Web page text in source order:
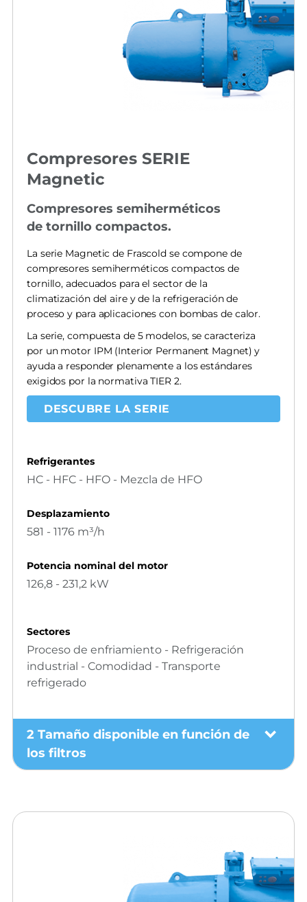
Compresores SERIE
Magnetic
Compresores semiherméticos
de tornillo compactos.
La serie Magnetic de Frascold se compone de
compresores semiherméticos compactos de
tornillo, adecuados para el sector de la
climatización del aire y de la refrigeración de
proceso y para aplicaciones con bombas de calor.
La serie, compuesta de 5 modelos, se caracteriza
por un motor IPM (Interior Permanent Magnet) y
ayuda a responder plenamente a los estándares
exigidos por la normativa TIER 2.
DESCUBRE LA SERIE
Refrigerantes
HC - HFC - HFO - Mezcla de HFO
Desplazamiento
581 - 1176 m³/h
Potencia nominal del motor
126,8 - 231,2 kW
Sectores
Proceso de enfriamiento - Refrigeración
industrial - Comodidad - Transporte
refrigerado
2 Tamaño disponible en función de
los filtros